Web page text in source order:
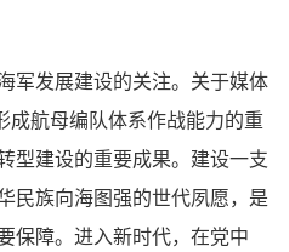
军发展建设的关注。关于媒体
成航母编队体系作战能力的重
型建设的重要成果。建设一支
民族向海图强的世代夙愿，是
保障。进入新时代，在党中